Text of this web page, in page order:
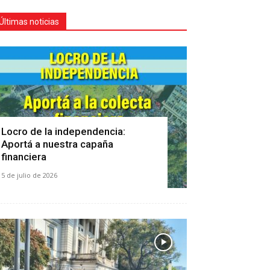
noticias
Locro de la independencia:
Aportá a nuestra capaña
financiera
5 de julio de 2026